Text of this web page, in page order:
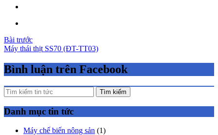
Điều
hướng
bài
Bài trước
Máy thái thịt SS70 (ĐT-TT03)
Bình luận trên Facebook
Tìm kiếm
Danh mục tin tức
Máy chế biến nông sản (1)